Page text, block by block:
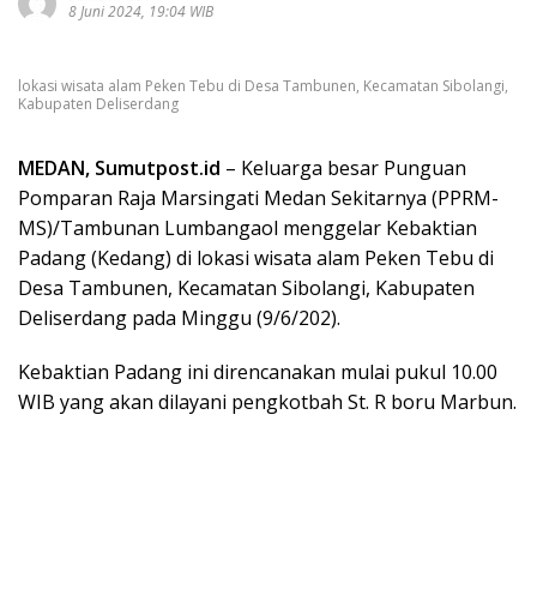
8 Juni 2024, 19:04 WIB
lokasi wisata alam Peken Tebu di Desa Tambunen, Kecamatan Sibolangi,
Kabupaten Deliserdang
MEDAN, Sumutpost.id – Keluarga besar Punguan
Pomparan Raja Marsingati Medan Sekitarnya (PPRM-
MS)/Tambunan Lumbangaol menggelar Kebaktian
Padang (Kedang) di lokasi wisata alam Peken Tebu di
Desa Tambunen, Kecamatan Sibolangi, Kabupaten
Deliserdang pada Minggu (9/6/202).
Kebaktian Padang ini direncanakan mulai pukul 10.00
WIB yang akan dilayani pengkotbah St. R boru Marbun.